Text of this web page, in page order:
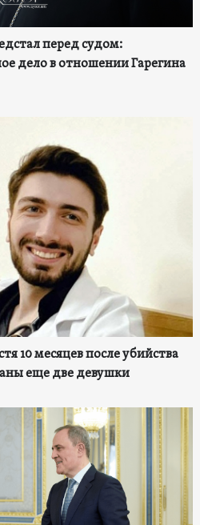
перед судом:
дело в отношении Гарегина
10 месяцев после убийства
еще две девушки